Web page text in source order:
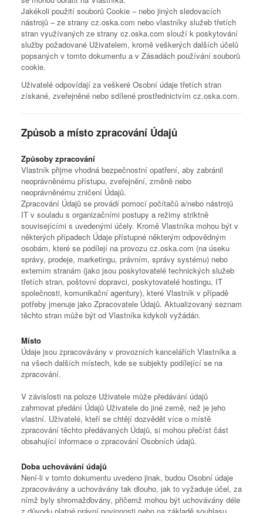
Jakékoli použití souborů Cookie – nebo jiných sledovacích
nástrojů – ze strany cz.oska.com nebo vlastníky služeb třetích
stran využívaných ze strany cz.oska.com slouží k poskytování
služby požadované Uživatelem, kromě veškerých dalších účelů
popsaných v tomto dokumentu a v Zásadách používání souborů
cookie.
Uživatelé odpovídají za veškeré Osobní údaje třetích stran
získané, zveřejněné nebo sdílené prostřednictvím cz.oska.com.
Způsob a místo zpracování Údajů
Způsoby zpracování
Vlastník přijme vhodná bezpečnostní opatření, aby zabránil
neoprávněnému přístupu, zveřejnění, změně nebo
neoprávněnému zničení Údajů.
Zpracování Údajů se provádí pomocí počítačů a/nebo nástrojů
IT v souladu s organizačními postupy a režimy striktně
souvisejícími s uvedenými účely. Kromě Vlastníka mohou být v
některých případech Údaje přístupné některým odpovědným
osobám, které se podílejí na provozu cz.oska.com (na úseku
správy, prodeje, marketingu, právním, správy systému) nebo
externím stranám (jako jsou poskytovatelé technických služeb
třetích stran, poštovní dopravci, poskytovatelé hostingu, IT
společnosti, komunikační agentury), které Vlastník v případě
potřeby jmenuje jako Zpracovatele Údajů. Aktualizovaný seznam
těchto stran může být od Vlastníka kdykoli vyžádán.
Místo
Údaje jsou zpracovávány v provozních kancelářích Vlastníka a
na všech dalších místech, kde se subjekty podílející se na
zpracování.
V závislosti na poloze Uživatele může předávání údajů
zahrnovat předání Údajů Uživatele do jiné země, než je jeho
vlastní. Uživatelé, kteří se chtějí dozvědět více o místě
zpracování těchto předávaných Údajů, si mohou přečíst část
obsahující informace o zpracování Osobních údajů.
Doba uchovávání údajů
Není-li v tomto dokumentu uvedeno jinak, budou Osobní údaje
zpracovávány a uchovávány tak dlouho, jak to vyžaduje účel, za
nímž byly shromažďovány, přičemž mohou být uchovávány déle